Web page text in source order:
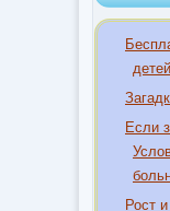
Если
Рост